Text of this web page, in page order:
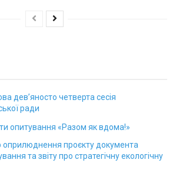
дев’яносто четверта сесія
ради
опитування «Разом як вдома!»
оприлюднення проєкту документа
та звіту про стратегічну екологічну